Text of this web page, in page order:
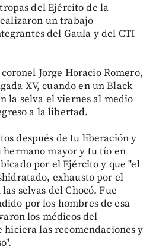
del Ejército de la
un trabajo
del Gaula y del CTI
Jorge Horacio Romero,
XV, cuando en un Black
la selva el viernes al medio
a la libertad.
después de tu liberación y
mayor y tu tío en
por el Ejército y que "el
exhausto por el
selvas del Chocó. Fue
por los hombres de esa
los médicos del
las recomendaciones y